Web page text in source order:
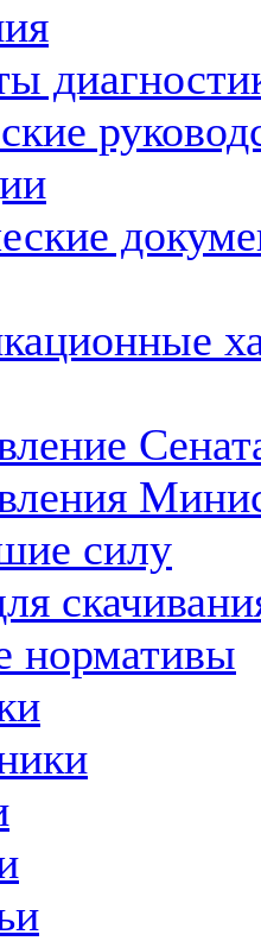
силу
нормативы